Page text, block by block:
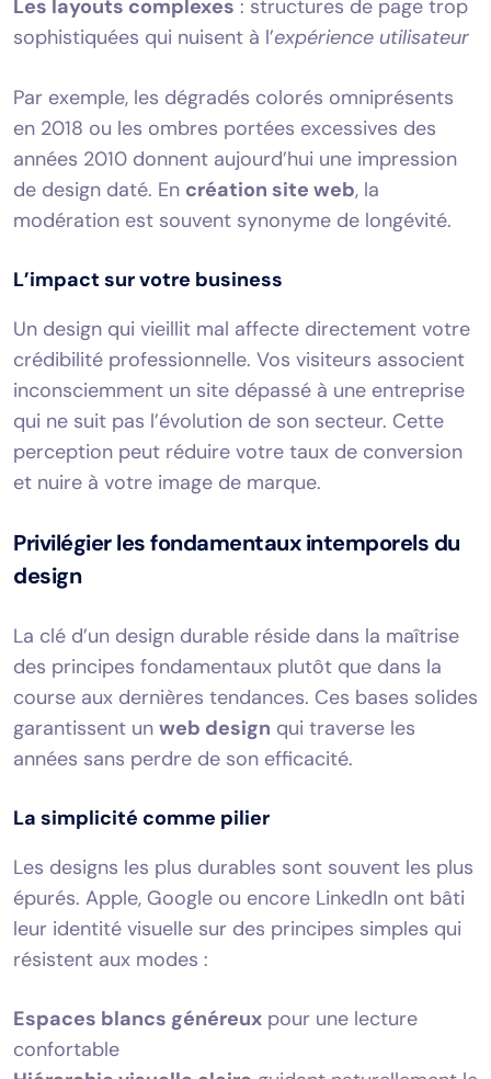
Les layouts complexes : structures de page trop
sophistiquées qui nuisent à l’expérience utilisateur
Par exemple, les dégradés colorés omniprésents
en 2018 ou les ombres portées excessives des
années 2010 donnent aujourd’hui une impression
de design daté. En création site web, la
modération est souvent synonyme de longévité.
L’impact sur votre business
Un design qui vieillit mal affecte directement votre
crédibilité professionnelle. Vos visiteurs associent
inconsciemment un site dépassé à une entreprise
qui ne suit pas l’évolution de son secteur. Cette
perception peut réduire votre taux de conversion
et nuire à votre image de marque.
Privilégier les fondamentaux intemporels du
design
La clé d’un design durable réside dans la maîtrise
des principes fondamentaux plutôt que dans la
course aux dernières tendances. Ces bases solides
garantissent un web design qui traverse les
années sans perdre de son efficacité.
La simplicité comme pilier
Les designs les plus durables sont souvent les plus
épurés. Apple, Google ou encore LinkedIn ont bâti
leur identité visuelle sur des principes simples qui
résistent aux modes :
Espaces blancs généreux pour une lecture
confortable